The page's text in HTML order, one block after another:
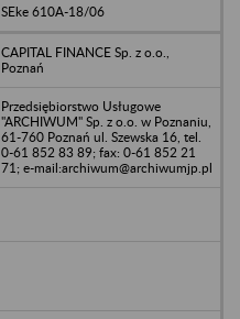
SEke 610A-18/06
CAPITAL FINANCE Sp. z o.o.,
Poznań
Przedsiębiorstwo Usługowe
"ARCHIWUM" Sp. z o.o. w Poznaniu,
61-760 Poznań ul. Szewska 16, tel.
0-61 852 83 89; fax: 0-61 852 21
71; e-mail:archiwum@archiwumjp.pl